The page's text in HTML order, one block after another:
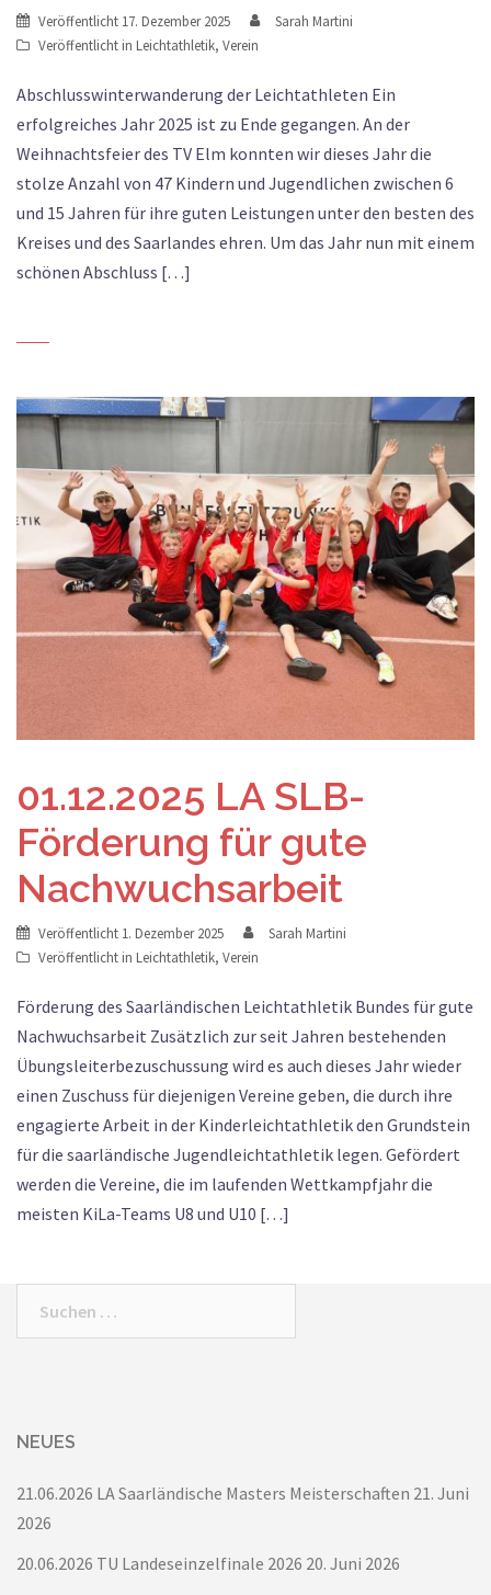
Veröffentlicht 17. Dezember 2025
Sarah Martini
Veröffentlicht in Leichtathletik, Verein
Abschlusswinterwanderung der Leichtathleten Ein
erfolgreiches Jahr 2025 ist zu Ende gegangen. An der
Weihnachtsfeier des TV Elm konnten wir dieses Jahr die
stolze Anzahl von 47 Kindern und Jugendlichen zwischen 6
und 15 Jahren für ihre guten Leistungen unter den besten des
Kreises und des Saarlandes ehren. Um das Jahr nun mit einem
schönen Abschluss […]
01.12.2025 LA SLB-
Förderung für gute
Nachwuchsarbeit
Veröffentlicht 1. Dezember 2025
Sarah Martini
Veröffentlicht in Leichtathletik, Verein
Förderung des Saarländischen Leichtathletik Bundes für gute
Nachwuchsarbeit Zusätzlich zur seit Jahren bestehenden
Übungsleiterbezuschussung wird es auch dieses Jahr wieder
einen Zuschuss für diejenigen Vereine geben, die durch ihre
engagierte Arbeit in der Kinderleichtathletik den Grundstein
für die saarländische Jugendleichtathletik legen. Gefördert
werden die Vereine, die im laufenden Wettkampfjahr die
meisten KiLa-Teams U8 und U10 […]
NEUES
21.06.2026 LA Saarländische Masters Meisterschaften 21. Juni
2026
20.06.2026 TU Landeseinzelfinale 2026 20. Juni 2026